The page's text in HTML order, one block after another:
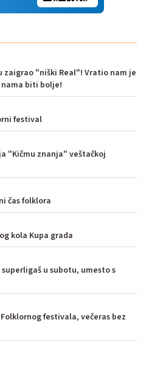
zaigrao "niški Real"! Vratio nam je
biti bolje!
festival
"Kičmu znanja" veštačkoj
čas folklora
kola Kupa grada
u subotu, umesto s
festivala, večeras bez